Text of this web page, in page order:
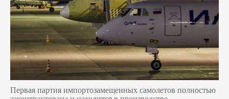
Первая партия импортозамещенных самолетов полностью